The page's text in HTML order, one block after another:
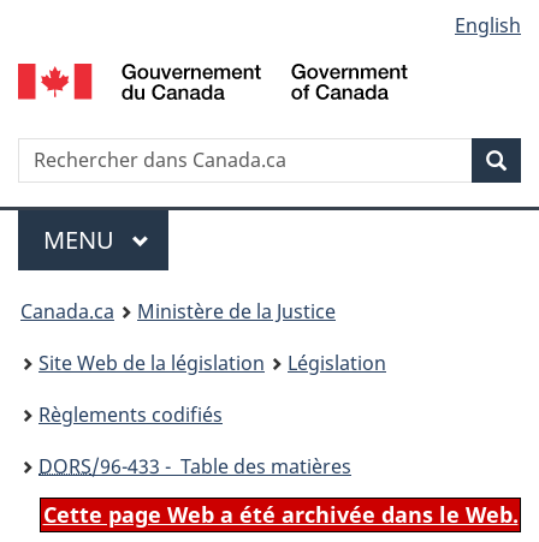
au
contenu
propos
de
la
HTML
simplifiée
selection
English
Recherche
Menu
MENU PRINCIPAL
You
are
here:
Canada.ca
Ministère de la Justice
Site Web de la législation
Législation
Règlements codifiés
DORS/96-433 - Table des matières
Cette page Web a été archivée dans le Web.